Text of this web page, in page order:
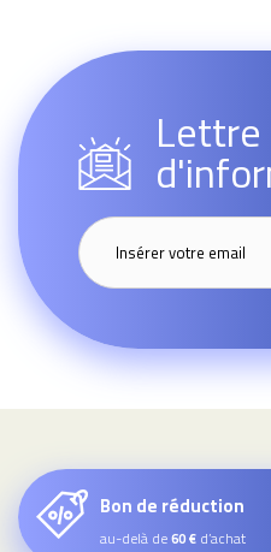
Lettre
Bon de réduction
au-delà de60 € d’achat